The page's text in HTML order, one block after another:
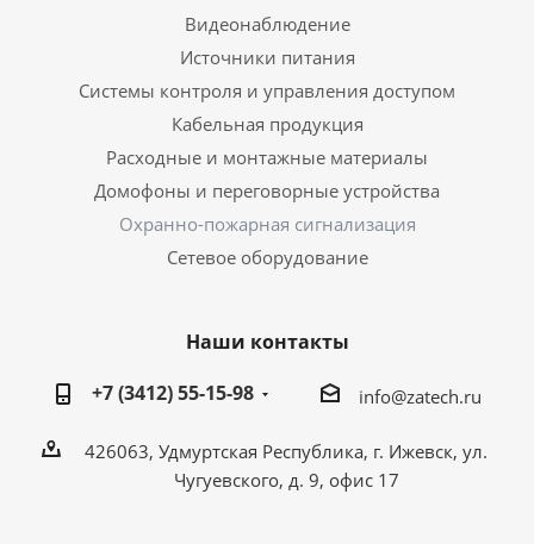
Видеонаблюдение
Источники питания
Системы контроля и управления доступом
Кабельная продукция
Расходные и монтажные материалы
Домофоны и переговорные устройства
Охранно-пожарная сигнализация
Сетевое оборудование
Наши контакты
+7 (3412) 55-15-98
info@zatech.ru
426063, Удмуртская Республика, г. Ижевск, ул.
Чугуевского, д. 9, офис 17